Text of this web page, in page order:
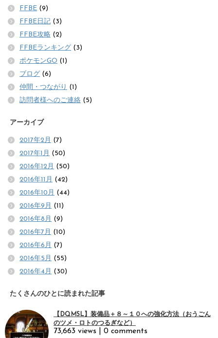
FFBE (9)
FFBE日記 (3)
FFBE攻略 (2)
FFBEランキング (3)
ポケモンGO (1)
ブログ (6)
仲間・つながり (1)
訪問者様へのご連絡 (5)
アーカイブ
2017年2月 (7)
2017年1月 (50)
2016年12月 (50)
2016年11月 (42)
2016年10月 (44)
2016年9月 (11)
2016年8月 (9)
2016年7月 (10)
2016年6月 (7)
2016年5月 (55)
2016年4月 (30)
たくさんのひとに読まれた記事
【DQMSL】装備品＋８～１０への強化方法（おうごん
のツメ・ロトのつるぎなど）
73,663 views 0 comments